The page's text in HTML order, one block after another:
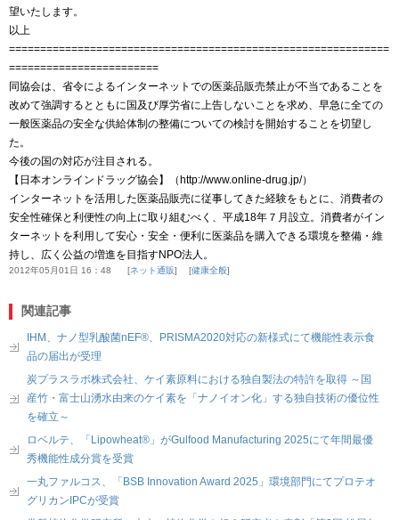
望いたします。
以上
=============================================================
========================
同協会は、省令によるインターネットでの医薬品販売禁止が不当であることを
改めて強調するとともに国及び厚労省に上告しないことを求め、早急に全ての
一般医薬品の安全な供給体制の整備についての検討を開始することを切望し
た。
今後の国の対応が注目される。
【日本オンラインドラッグ協会】（http://www.online-drug.jp/）
インターネットを活用した医薬品販売に従事してきた経験をもとに、消費者の
安全性確保と利便性の向上に取り組むべく、平成18年７月設立。消費者がイン
ターネットを利用して安心・安全・便利に医薬品を購入できる環境を整備・維
持し、広く公益の増進を目指すNPO法人。
2012年05月01日 16：48 ネット通販 健康全般
関連記事
IHM、ナノ型乳酸菌nEF®、PRISMA2020対応の新様式にて機能性表示食
品の届出が受理
炭プラスラボ株式会社、ケイ素原料における独自製法の特許を取得 ～国
産竹・富士山湧水由来のケイ素を「ナノイオン化」する独自技術の優位性
を確立～
ロベルテ、「Lipowheat®」がGulfood Manufacturing 2025にて年間最優
秀機能性成分賞を受賞
一丸ファルコス、「BSB Innovation Award 2025」環境部門にてプロテオ
グリカンIPCが受賞